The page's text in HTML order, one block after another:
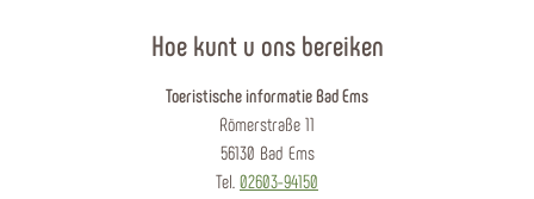
Hoe kunt u ons bereiken
Toeristische informatie Bad Ems
Römerstraße 11
56130 Bad Ems
Tel. 02603-94150